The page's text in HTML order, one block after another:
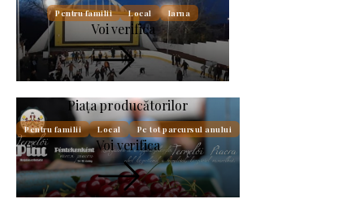
Pentru familii Local Iarna
Voi verifica
Piața producătorilor
Pentru familii Local Pe tot parcursul anului
Voi verifica